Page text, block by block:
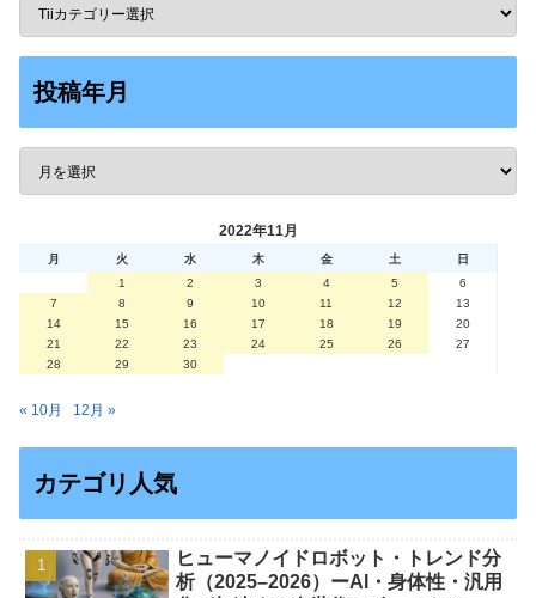
投稿年月
2022年11月
月 火 水 木 金 土
日
1
2 3 4 5
6
7
8 9 10 11 12
13
14
15 16 17 18 19
20
21
22 23 24 25 26
27
28
29 30
« 10月 12月 »
カテゴリ人気
ヒューマノイドロボット・トレンド分
析（2025–2026）ーAI・身体性・汎用